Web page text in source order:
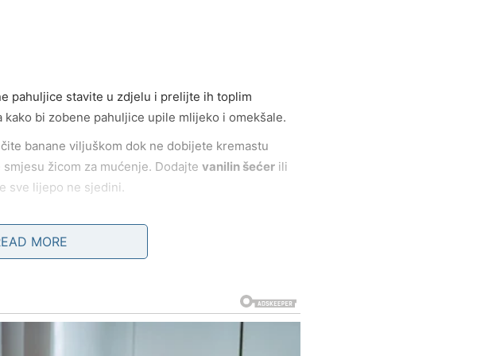
pahuljice stavite u zdjelu i prelijte ih toplim
bi zobene pahuljice upile mlijeko i omekšale.
banane viljuškom dok ne dobijete kremastu
žicom za mućenje. Dodajte vanilin šećer ili
sve lijepo ne sjedini.
integrirali i stvorili bogatu čokoladnu bazu.
tepsiju koju ste prethodno namastili ili obložili
MORE